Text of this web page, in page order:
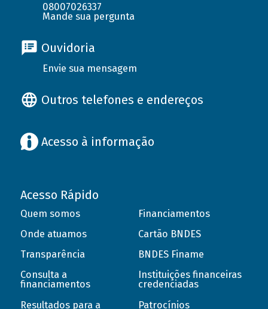
08007026337
Mande sua pergunta
Ouvidoria
Envie sua mensagem
Outros telefones e endereços
Acesso à informação
Acesso Rápido
Quem somos
Onde atuamos
Transparência
Consulta a
financiamentos
Resultados para a
Financiamentos
Cartão BNDES
BNDES Finame
Instituições financeiras
credenciadas
Patrocínios